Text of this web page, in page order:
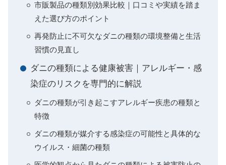
市販製品の種類別効果比較｜口コミや実績を踏ま
えた選び方のポイント
再発防止に不可欠なダニの種類の環境整備と生活
習慣の見直し
ダニの種類による健康被害｜アレルギー・感
染症のリスクを専門的に解説
ダニの種類が引き起こすアレルギー疾患の種類と
特徴
ダニの種類が媒介する感染症の可能性と具体的な
ウイルス・細菌の種類